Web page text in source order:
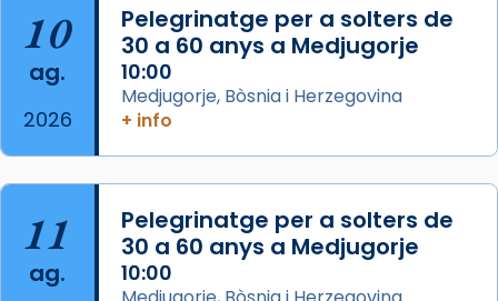
Aquest dilluns, 27 de juliol, ha tingut lloc la
missa d’acció de gràcies en agraïment al
comitè organitzador de la visita apostòlica
del Sant Pare Lleó XIV a Barcelona, i als
col·laboradors, a la Catedral de Barcelona.
L’arquebisbe de Barcelona, el cardenal Joan
Josep Omella, ha presidit la missa i l’ha
concelebrat el bisbe auxiliar de Barcelona,
Mons. David Abadías.
📸 Dr. G. Simón
10
ag.
2026
Pelegrinatge per a solters de
30 a 60 anys a Medjugorje
10:00
Medjugorje, Bòsnia i Herzegovina
+ info
11
ag.
Pelegrinatge per a solters de
30 a 60 anys a Medjugorje
10:00